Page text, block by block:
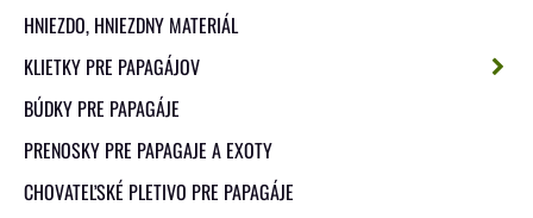
HNIEZDO, HNIEZDNY MATERIÁL
KLIETKY PRE PAPAGÁJOV
BÚDKY PRE PAPAGÁJE
PRENOSKY PRE PAPAGAJE A EXOTY
CHOVATEĽSKÉ PLETIVO PRE PAPAGÁJE